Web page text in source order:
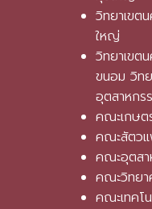
วิทยาเขต
ใหญ่
วิทยาเขต
ขนอม วิท
อุตสาหกร
คณะเกษต
คณะสัตว
คณะอุตสา
คณะวิทยา
คณะเทคโ